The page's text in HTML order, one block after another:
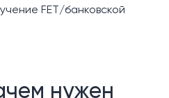
FET/банковской
нужен